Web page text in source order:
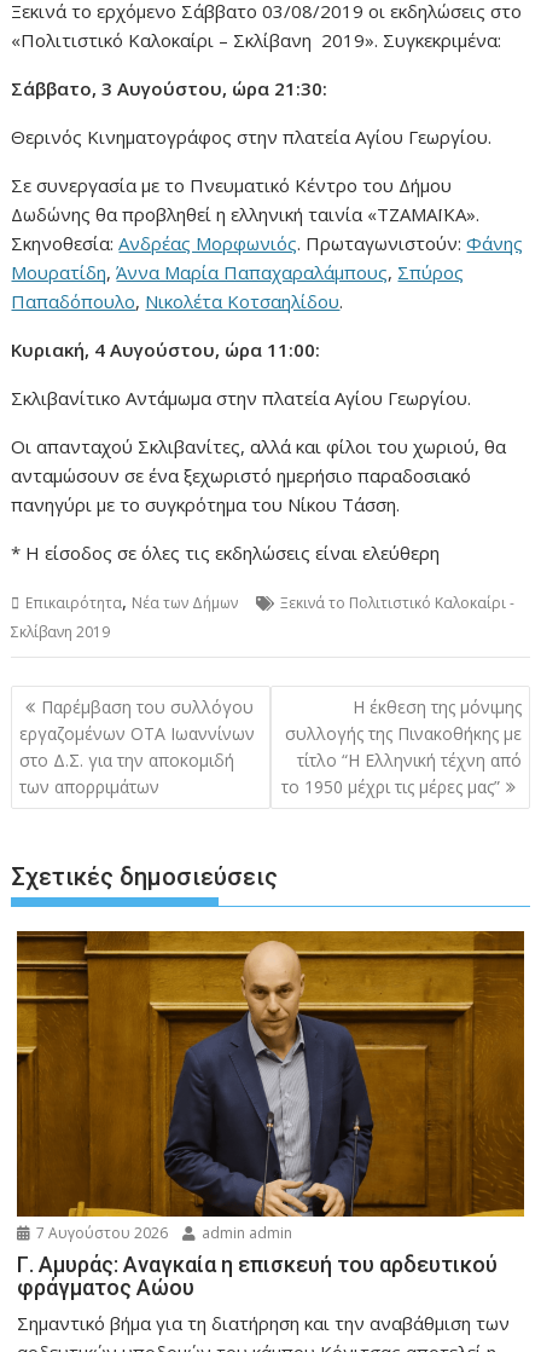
Ξεκινά το ερχόμενο Σάββατο 03/08/2019 οι εκδηλώσεις στο
«Πολιτιστικό Καλοκαίρι – Σκλίβανη 2019». Συγκεκριμένα:
Σάββατο, 3 Αυγούστου, ώρα 21:30:
Θερινός Κινηματογράφος στην πλατεία Αγίου Γεωργίου.
Σε συνεργασία με το Πνευματικό Κέντρο του Δήμου
Δωδώνης θα προβληθεί η ελληνική ταινία «ΤΖΑΜΑΪΚΑ».
Σκηνοθεσία:Ανδρέας Μορφωνιός. Πρωταγωνιστούν:Φάνης
Μουρατίδη,Άννα Μαρία Παπαχαραλάμπους, Σπύρος
Παπαδόπουλο, Νικολέτα Κοτσαηλίδου.
Κυριακή, 4 Αυγούστου, ώρα 11:00:
Σκλιβανίτικο Αντάμωμα στην πλατεία Αγίου Γεωργίου.
Οι απανταχού Σκλιβανίτες, αλλά και φίλοι του χωριού, θα
ανταμώσουν σε ένα ξεχωριστό ημερήσιο παραδοσιακό
πανηγύρι με το συγκρότημα του Νίκου Τάσση.
* Η είσοδος σε όλες τις εκδηλώσεις είναι ελεύθερη
Επικαιρότητα, Νέα των Δήμων
Ξεκινά το Πολιτιστικό Καλοκαίρι -
Σκλίβανη 2019
Πλοήγηση
άρθρων
Παρέμβαση του συλλόγου
εργαζομένων ΟΤΑ Ιωαννίνων
στο Δ.Σ. για την αποκομιδή
των απορριμάτων
Η έκθεση της μόνιμης
συλλογής της Πινακοθήκης με
τίτλο “Η Ελληνική τέχνη από
το 1950 μέχρι τις μέρες μας”
Σχετικές δημοσιεύσεις
7 Αυγούστου 2026 admin admin
Γ. Αμυράς: Αναγκαία η επισκευή του αρδευτικού
φράγματος Αώου
Σημαντικό βήμα για τη διατήρηση και την αναβάθμιση των